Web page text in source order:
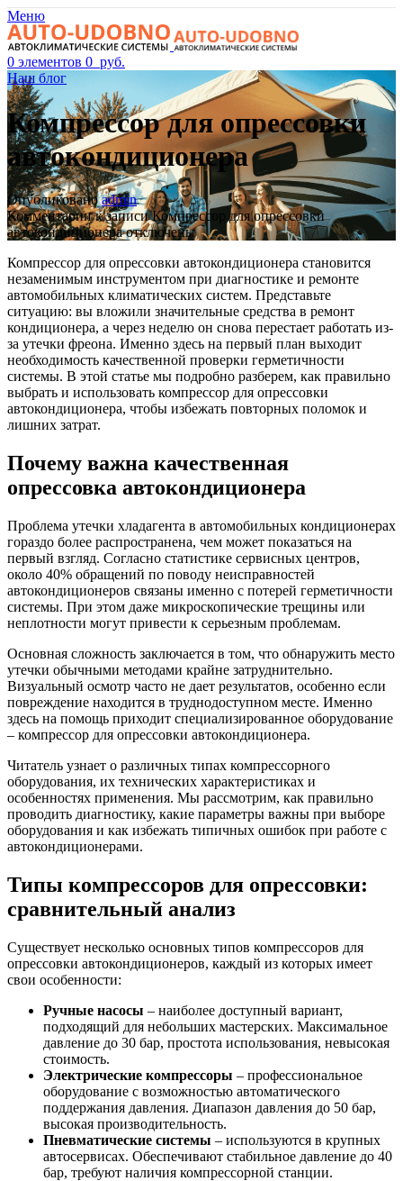
Меню
0 элементов 0 руб.
Наш блог
Компрессор для опрессовки
автокондиционера
Опубликовано admin
Комментариик записи Компрессор для опрессовки
автокондиционераотключены
Компрессор для опрессовки автокондиционера становится
незаменимым инструментом при диагностике и ремонте
автомобильных климатических систем. Представьте
ситуацию: вы вложили значительные средства в ремонт
кондиционера, а через неделю он снова перестает работать из-
за утечки фреона. Именно здесь на первый план выходит
необходимость качественной проверки герметичности
системы. В этой статье мы подробно разберем, как правильно
выбрать и использовать компрессор для опрессовки
автокондиционера, чтобы избежать повторных поломок и
лишних затрат.
Почему важна качественная
опрессовка автокондиционера
Проблема утечки хладагента в автомобильных кондиционерах
гораздо более распространена, чем может показаться на
первый взгляд. Согласно статистике сервисных центров,
около 40% обращений по поводу неисправностей
автокондиционеров связаны именно с потерей герметичности
системы. При этом даже микроскопические трещины или
неплотности могут привести к серьезным проблемам.
Основная сложность заключается в том, что обнаружить место
утечки обычными методами крайне затруднительно.
Визуальный осмотр часто не дает результатов, особенно если
повреждение находится в труднодоступном месте. Именно
здесь на помощь приходит специализированное оборудование
– компрессор для опрессовки автокондиционера.
Читатель узнает о различных типах компрессорного
оборудования, их технических характеристиках и
особенностях применения. Мы рассмотрим, как правильно
проводить диагностику, какие параметры важны при выборе
оборудования и как избежать типичных ошибок при работе с
автокондиционерами.
Типы компрессоров для опрессовки:
сравнительный анализ
Существует несколько основных типов компрессоров для
опрессовки автокондиционеров, каждый из которых имеет
свои особенности:
Ручные насосы – наиболее доступный вариант,
подходящий для небольших мастерских. Максимальное
давление до 30 бар, простота использования, невысокая
стоимость.
Электрические компрессоры – профессиональное
оборудование с возможностью автоматического
поддержания давления. Диапазон давления до 50 бар,
высокая производительность.
Пневматические системы – используются в крупных
автосервисах. Обеспечивают стабильное давление до 40
бар, требуют наличия компрессорной станции.